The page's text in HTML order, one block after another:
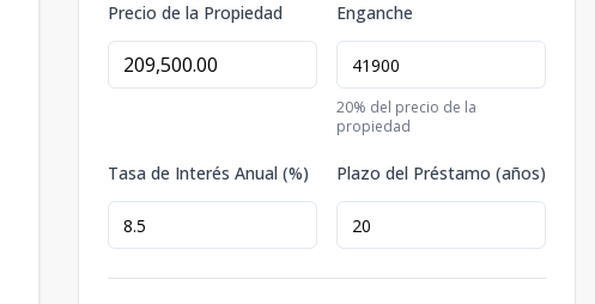
Precio de la Propiedad Enganche
20% del precio de la
propiedad
Tasa de Interés Anual (%) Plazo del Préstamo (años)